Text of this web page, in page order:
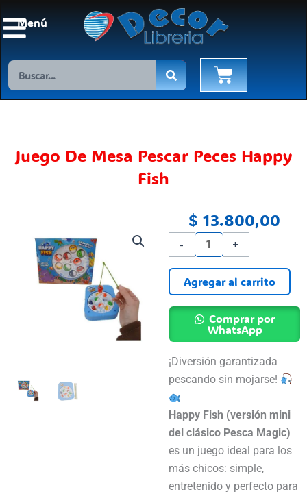
al
Menú
Search Cart
Juego De Mesa Pescar Peces Happy
Fish
$ 13.800,00
¡Diversión garantizada
pescando sin mojarse!
Happy Fish (versión mini
del clásico Pesca Magic)
es un juego ideal para los
más chicos: simple,
entretenido y perfecto para
-
Juego
De
Mesa
Pescar
Peces
cantidad
+
Agregar al carrito
Comprar por
WhatsApp